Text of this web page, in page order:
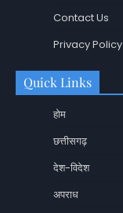
Contact Us
Privacy Policy
Quick Links
होम
छत्तीसगढ़
देश-विदेश
अपराध